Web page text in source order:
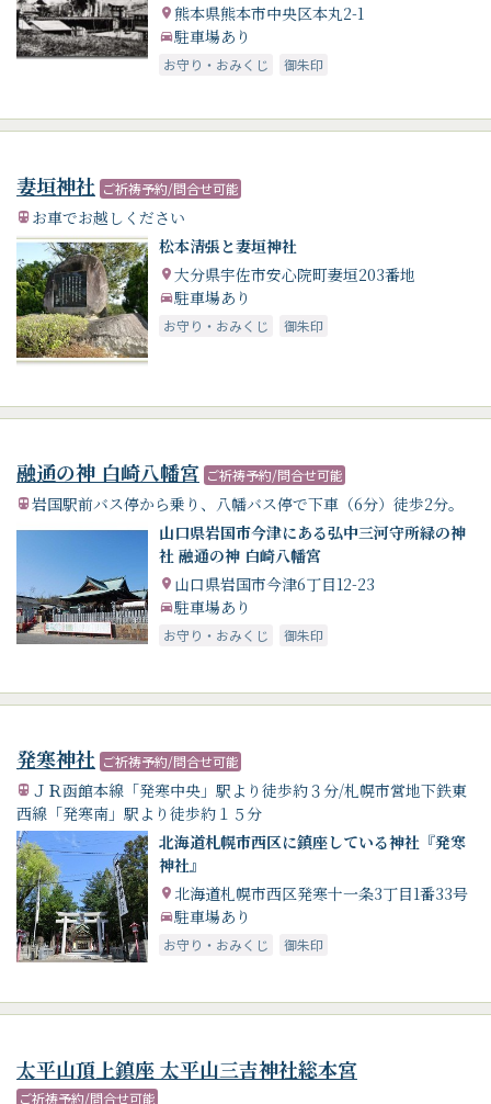
熊本県熊本市中央区本丸2-1
駐車場あり
お守り・おみくじ 御朱印
妻垣神社 ご祈祷予約/問合せ可能
お車でお越しください
松本清張と妻垣神社
大分県宇佐市安心院町妻垣203番地
駐車場あり
お守り・おみくじ 御朱印
融通の神 白崎八幡宮 ご祈祷予約/問合せ可能
岩国駅前バス停から乗り、八幡バス停で下車（6分）徒歩2分。
山口県岩国市今津にある弘中三河守所緑の神
社 融通の神 白崎八幡宮
山口県岩国市今津6丁目12-23
駐車場あり
お守り・おみくじ 御朱印
発寒神社 ご祈祷予約/問合せ可能
ＪＲ函館本線「発寒中央」駅より徒歩約３分/札幌市営地下鉄東
西線「発寒南」駅より徒歩約１５分
北海道札幌市西区に鎮座している神社『発寒
神社』
北海道札幌市西区発寒十一条3丁目1番33号
駐車場あり
お守り・おみくじ 御朱印
太平山頂上鎮座 太平山三吉神社総本宮
ご祈祷予約/問合せ可能